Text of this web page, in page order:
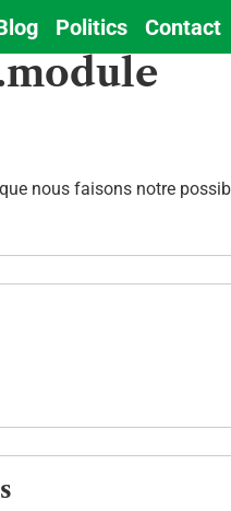
Politics Contact
nous faisons notre